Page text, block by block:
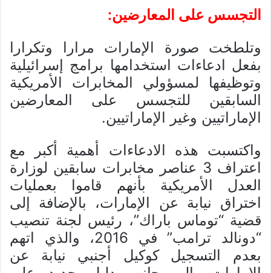
التجسس على المعارضين:
وتلطخت صورة الإمارات مرارا وتكرارا
بفعل ادعاءات استخدامها برامج إسرائيلية
وتوظيفها لمسؤولي المخابرات الأمريكية
السابقين للتجسس على المعارضين
الإماراتيين وغير الإماراتيين.
واكتسبت هذه الادعاءات أهمية أكبر مع
اعتراف 3 عناصر مخابرات سابقين لوزارة
العدل الأمريكية بأنهم قاموا بعمليات
اختراق نيابة عن الإمارات، بالإضافة إلى
قضية “توماس باراك”، رئيس لجنة تنصيب
“دونالد ترامب” في 2016، والذي اتهم
بعدم التسجيل كوكيل أجنبي نيابة عن